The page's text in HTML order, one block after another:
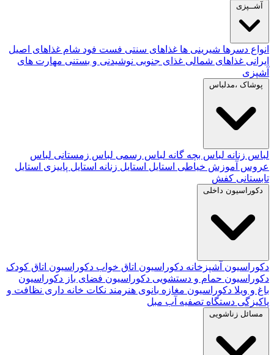
آشــپزی
انواع دسرها شیرینی ها غذاهای سنتی فست فود شام غذاهای اصیل
ایرانی غذاهای شمالی غذای جنوبی نوشیدنی و بستنی مهارت های
آشپزی
پوشاک ،مدلباس
لباس زنانه لباس بچه گانه لباس رسمی لباس زمستانی لباس
عروس آموزش خیاطی استایل استایل زنانه استایل پاییزی استایل
تابستانی کفش
دکوراسیون داخلی
دکوراسیون آشپزخانه دکوراسیون اتاق خواب دکوراسیون اتاق کودک
دکوراسیون حمام و دستشویی دکوراسیون فضای باز دکوراسیون
باغ و ویلا دکوراسیون مغازه بانوی هنرمند نکات خانه داری نظافت و
پاکیزگی دستگاه تصفیه آب مبل
مسائل زناشویی